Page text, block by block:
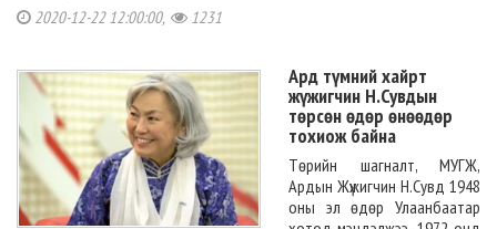
2020-12-22 12:00:00, 1231
Ард түмний хайрт
жүжигчин Н.Сувдын
төрсөн өдөр өнөөдөр
тохиож байна
Төрийн шагналт, МУГЖ,
Ардын Жүжигчин Н.Сувд 1948
оны эл өдөр Улаанбаатар